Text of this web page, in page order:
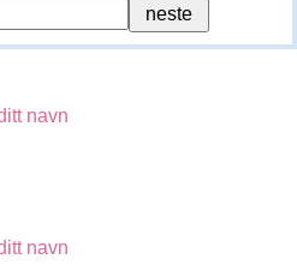
navn
navn